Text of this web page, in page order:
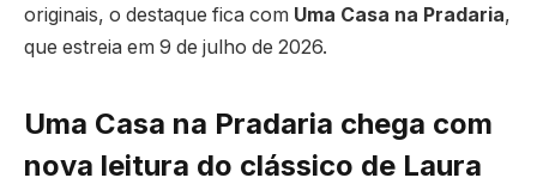
originais, o destaque fica com Uma Casa na Pradaria,
que estreia em 9 de julho de 2026.
Uma Casa na Pradaria chega com
nova leitura do clássico de Laura